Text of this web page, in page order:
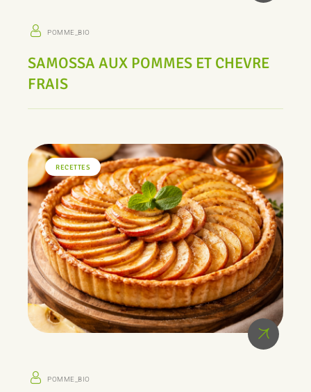
POMME_BIO
SAMOSSA AUX POMMES ET CHEVRE
FRAIS
RECETTES
POMME_BIO